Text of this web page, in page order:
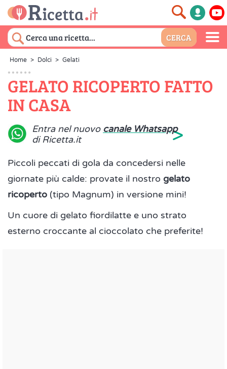
Home > Dolci > Gelati
GELATO RICOPERTO FATTO
IN CASA
Entra nel nuovo canale Whatsapp
di Ricetta.it
>
Piccoli peccati di gola da concedersi nelle
giornate più calde: provate il nostro gelato
ricoperto (tipo Magnum) in versione mini!
Un cuore di gelato fiordilatte e uno strato
esterno croccante al cioccolato che preferite!